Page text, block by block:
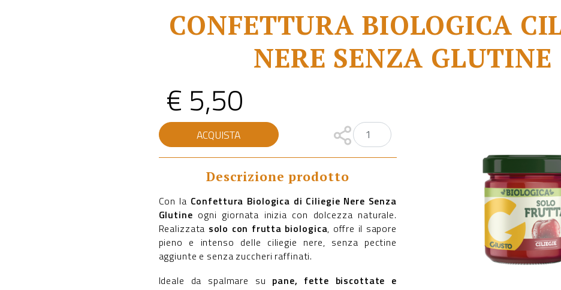
CONFETTURA BIOLOGICA
NERE SENZA GLUTINE
€ 5,50
CONFETTURA
BIOLOGICA
CILIEGIE
NERE
quantità
ACQUISTA
Descrizione prodotto
Con la Confettura Biologica di Ciliegie Nere Senza
Glutine ogni giornata inizia con dolcezza naturale.
Realizzata solo con frutta biologica, offre il sapore
pieno e intenso delle ciliegie nere, senza pectine
aggiunte e senza zuccheri raffinati.
Ideale da spalmare su pane, fette biscottate e